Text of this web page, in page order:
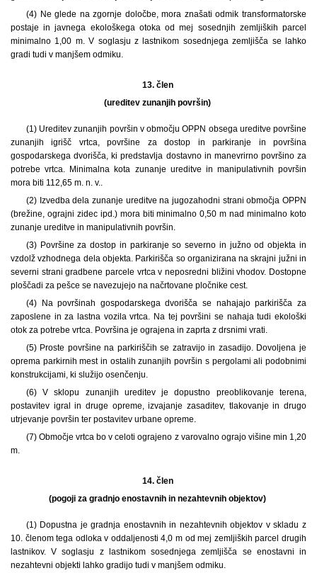
(4) Ne glede na zgornje določbe, mora znašati odmik transformatorske
postaje in javnega ekološkega otoka od mej sosednjih zemljiških parcel
minimalno 1,00 m. V soglasju z lastnikom sosednjega zemljišča se lahko
gradi tudi v manjšem odmiku.
13. člen
(ureditev zunanjih površin)
(1) Ureditev zunanjih površin v območju OPPN obsega ureditve površine
zunanjih igrišč vrtca, površine za dostop in parkiranje in površina
gospodarskega dvorišča, ki predstavlja dostavno in manevrirno površino za
potrebe vrtca. Minimalna kota zunanje ureditve in manipulativnih površin
mora biti 112,65 m. n. v..
(2) Izvedba dela zunanje ureditve na jugozahodni strani območja OPPN
(brežine, ograjni zidec ipd.) mora biti minimalno 0,50 m nad minimalno koto
zunanje ureditve in manipulativnih površin.
(3) Površine za dostop in parkiranje so severno in južno od objekta in
vzdolž vzhodnega dela objekta. Parkirišča so organizirana na skrajni južni in
severni strani gradbene parcele vrtca v neposredni bližini vhodov. Dostopne
ploščadi za pešce se navezujejo na načrtovane pločnike cest.
(4) Na površinah gospodarskega dvorišča se nahajajo parkirišča za
zaposlene in za lastna vozila vrtca. Na tej površini se nahaja tudi ekološki
otok za potrebe vrtca. Površina je ograjena in zaprta z drsnimi vrati.
(5) Proste površine na parkiriščih se zatravijo in zasadijo. Dovoljena je
oprema parkirnih mest in ostalih zunanjih površin s pergolami ali podobnimi
konstrukcijami, ki služijo osenčenju.
(6) V sklopu zunanjih ureditev je dopustno preoblikovanje terena,
postavitev igral in druge opreme, izvajanje zasaditev, tlakovanje in drugo
utrjevanje površin ter postavitev urbane opreme.
(7) Območje vrtca bo v celoti ograjeno z varovalno ograjo višine min 1,20
m.
14. člen
(pogoji za gradnjo enostavnih in nezahtevnih objektov)
(1) Dopustna je gradnja enostavnih in nezahtevnih objektov v skladu z
10. členom tega odloka v oddaljenosti 4,0 m od mej zemljiških parcel drugih
lastnikov. V soglasju z lastnikom sosednjega zemljišča se enostavni in
nezahtevni objekti lahko gradijo tudi v manjšem odmiku.